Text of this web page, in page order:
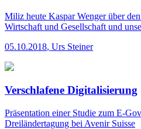
Miliz heute Kaspar Wenger über
Wirtschaft und Gesellschaft und
05.10.2018, Urs Steiner
Verschlafene Digitalisierung
Präsentation einer Studie zum E-
Dreiländertagung bei Avenir Suisse